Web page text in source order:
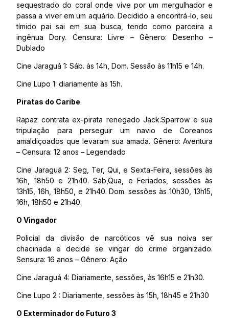
sequestrado do coral onde vive por um mergulhador e
passa a viver em um aquário. Decidido a encontrá-lo, seu
tímido pai sai em sua busca, tendo como parceira a
ingênua Dory. Censura: Livre – Gênero: Desenho –
Dublado
Cine Jaraguá 1: Sáb. às 14h, Dom. Sessão às 11h15 e 14h.
Cine Lupo 1: diariamente às 15h.
Piratas do Caribe
Rapaz contrata ex-pirata renegado Jack.Sparrow e sua
tripulação para perseguir um navio de Coreanos
amaldiçoados que levaram sua amada. Gênero: Aventura
– Censura: 12 anos – Legendado
Cine Jaraguá 2: Seg, Ter, Qui, e Sexta-Feira, sessões às
16h, 18h50 e 21h40. Sáb,Qua, e Feriados, sessões às
13h15, 16h, 18h50, e 21h40. Dom. sessões às 10h30, 13h15,
16h, 18h50 e 21h40.
O Vingador
Policial da divisão de narcóticos vê sua noiva ser
chacinada e decide se vingar do crime organizado.
Sensura: 16 anos – Gênero: Ação
Cine Jaraguá 4: Diariamente, sessões, às 16h15 e 21h30.
Cine Lupo 2 : Diariamente, sessões às 15h, 18h45 e 21h30
O Exterminador do Futuro 3